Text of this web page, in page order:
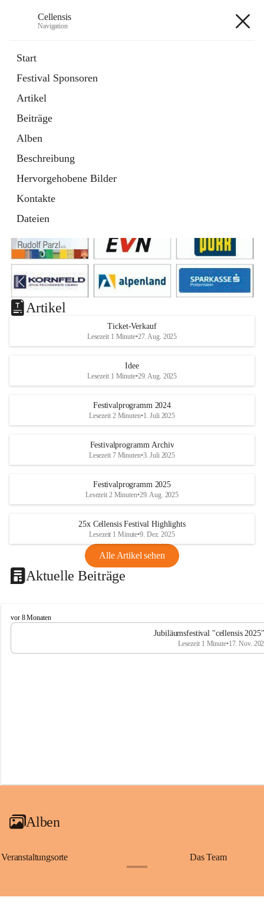
Cellensis
Navigation
Start
Festival Sponsoren
Artikel
Beiträge
Alben
Beschreibung
Hervorgehobene Bilder
Kontakte
Dateien
Festival Sponsoren
Artikel
Ticket-Verkauf
Lesezeit 1 Minute•27. Aug. 2025
Idee
Lesezeit 1 Minute•29. Aug. 2025
Festivalprogramm 2024
Lesezeit 2 Minuten•1. Juli 2025
Festivalprogramm Archiv
Lesezeit 7 Minuten•3. Juli 2025
Festivalprogramm 2025
Lesezeit 2 Minuten•29. Aug. 2025
25x Cellensis Festival Highlights
Lesezeit 1 Minute•9. Dez. 2025
Alle Artikel sehen
Aktuelle Beiträge
C
e
l
vor 8 Monaten
Jubiläumsfestival "cellensis
Lesezeit 1 Minute•17. Nov.
Alben
Veranstaltungsorte Das Team